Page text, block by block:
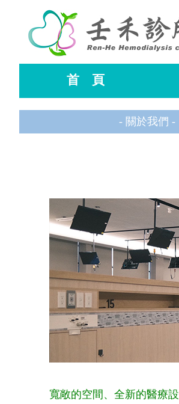
首 頁
- 關於我們 -
寬敞的空間、全新的醫療